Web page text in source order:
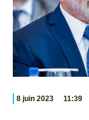
8 juin 2023 11:39